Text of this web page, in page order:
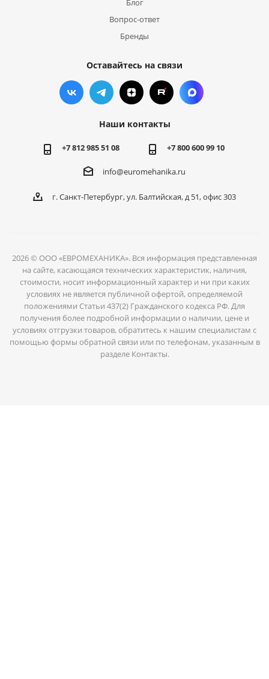
Блог
Вопрос-ответ
Бренды
Оставайтесь на связи
Наши контакты
+7 812 985 51 08 +7 800 600 99 10
info@euromehanika.ru
г. Санкт-Петербург, ул. Балтийская, д 51, офис 303
2026 © ООО «ЕВРОМЕХАНИКА». Вся информация представленная
на сайте, касающаяся технических характеристик, наличия,
стоимости, носит информационный характер и ни при каких
условиях не является публичной офертой, определяемой
положениями Статьи 437(2) Гражданского кодекса РФ. Для
получения более подробной информации о наличии, цене и
условиях отгрузки товаров, обратитесь к нашим специалистам с
помощью формы обратной связи или по телефонам, указанным в
разделе Контакты.